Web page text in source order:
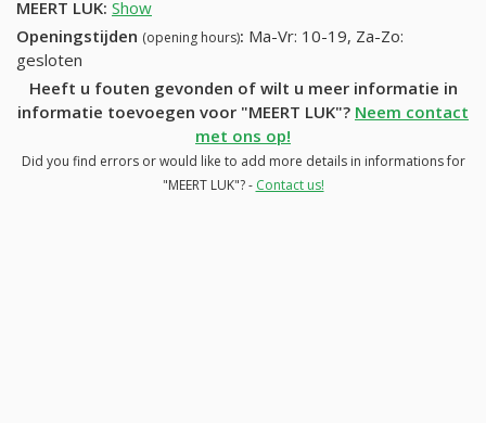
MEERT LUK: Show
Openingstijden (opening hours): Ma-Vr: 10-19, Za-Zo:
gesloten
Heeft u fouten gevonden of wilt u meer informatie in
informatie toevoegen voor "MEERT LUK"? Neem contact
met ons op!
Did you find errors or would like to add more details in informations for
"MEERT LUK"? - Contact us!